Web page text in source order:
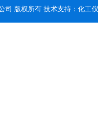
司 版权所有 技术支持： 化工